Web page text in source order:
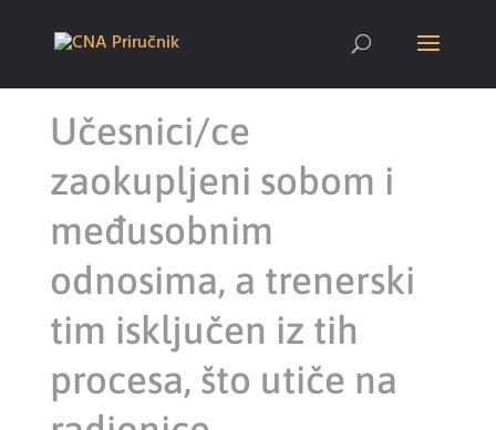
Učesnici/ce
zaokupljeni sobom i
međusobnim
odnosima, a trenerski
tim isključen iz tih
procesa, što utiče na